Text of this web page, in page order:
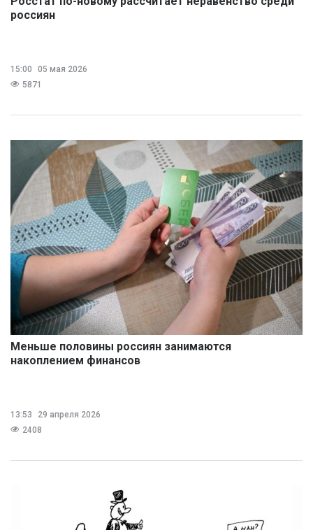
россиян
15:00
05 мая 2026
5871
Меньше половины россиян занимаются
накоплением финансов
13:53
29 апреля 2026
2408